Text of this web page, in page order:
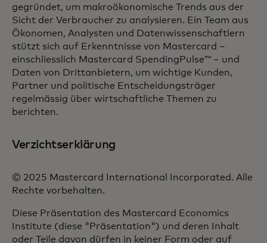
gegründet, um makroökonomische Trends aus der
Sicht der Verbraucher zu analysieren. Ein Team aus
Ökonomen, Analysten und Datenwissenschaftlern
stützt sich auf Erkenntnisse von Mastercard –
einschliesslich Mastercard SpendingPulse™ – und
Daten von Drittanbietern, um wichtige Kunden,
Partner und politische Entscheidungsträger
regelmässig über wirtschaftliche Themen zu
berichten.
Verzichtserklärung
© 2025 Mastercard International Incorporated. Alle
Rechte vorbehalten.
Diese Präsentation des Mastercard Economics
Institute (diese "Präsentation") und deren Inhalt
oder Teile davon dürfen in keiner Form oder auf